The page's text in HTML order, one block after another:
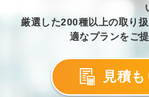
厳選した200種以上の取り
適なプランをご
見積